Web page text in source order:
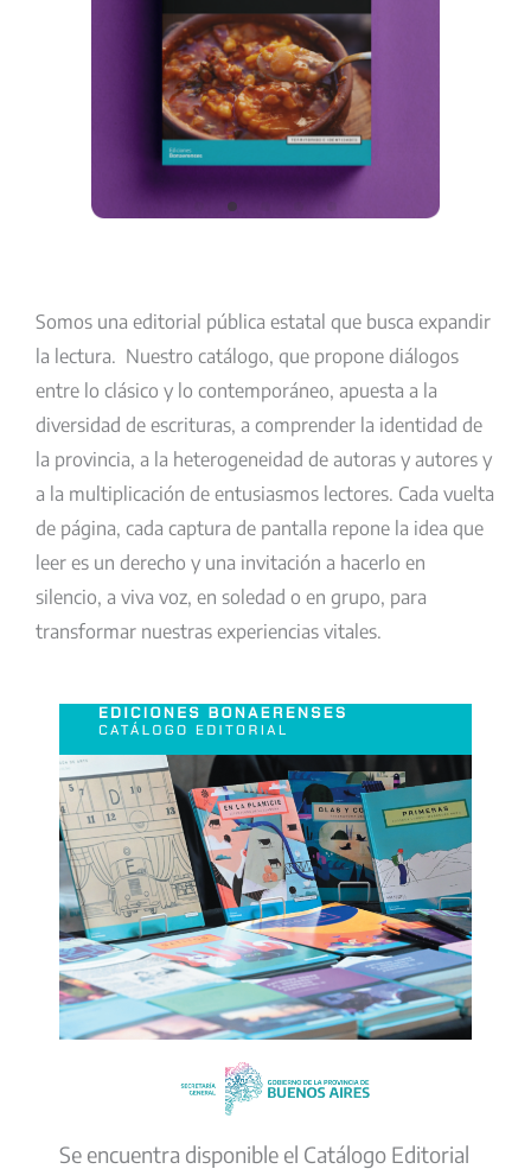
Somos una editorial pública estatal que busca expandir
la lectura. Nuestro catálogo, que propone diálogos
entre lo clásico y lo contemporáneo, apuesta a la
diversidad de escrituras, a comprender la identidad de
la provincia, a la heterogeneidad de autoras y autores y
a la multiplicación de entusiasmos lectores. Cada vuelta
de página, cada captura de pantalla repone la idea que
leer es un derecho y una invitación a hacerlo en
silencio, a viva voz, en soledad o en grupo, para
transformar nuestras experiencias vitales.
Se encuentra disponible el Catálogo Editorial